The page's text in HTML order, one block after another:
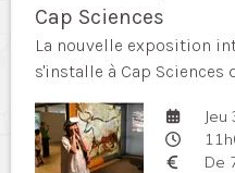
Cap Sciences
La nouvelle exposition
s'installe à Cap Sciences
De